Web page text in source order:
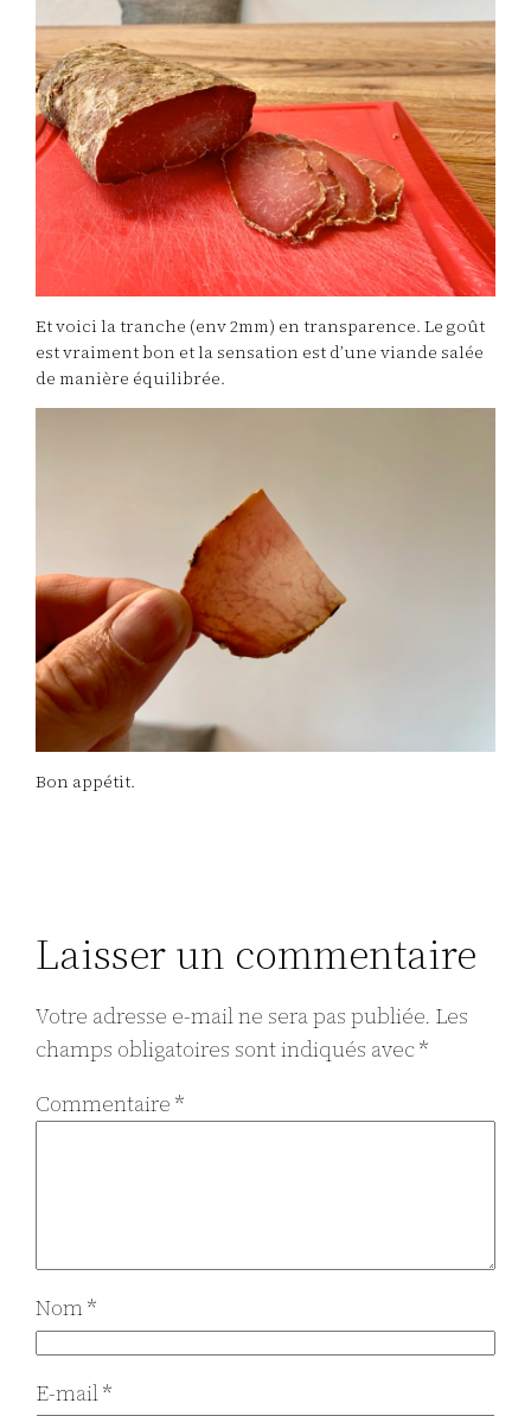
Et voici la tranche (env 2mm) en transparence. Le goût
est vraiment bon et la sensation est d’une viande salée
de manière équilibrée.
Bon appétit.
Laisser un commentaire
Votre adresse e-mail ne sera pas publiée. Les
champs obligatoires sont indiqués avec*
Commentaire*
Nom*
E-mail*